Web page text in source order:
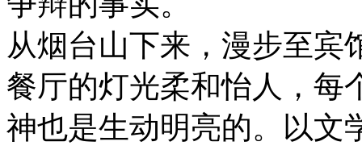
从烟台山下来，漫步至宾
餐厅的灯光柔和怡人，每
神也是生动明亮的。以文